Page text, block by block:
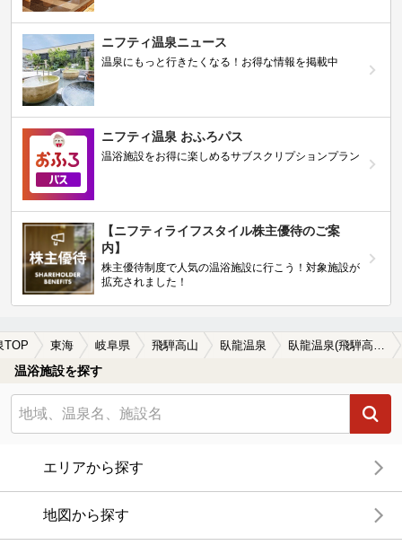
ニフティ温泉ニュース
温泉にもっと行きたくなる！お得な情報を掲載中
ニフティ温泉 おふろパス
温浴施設をお得に楽しめるサブスクリプションプラン
【ニフティライフスタイル株主優待のご案
内】
株主優待制度で人気の温浴施設に行こう！対象施設が
拡充されました！
TOP 東海 岐阜県 飛騨高山 臥龍温泉 臥龍温泉(飛騨高山)の温泉宿・温泉旅館・ホテルおすすめ1選(2026年版)
温浴施設を探す
エリアから探す
地図から探す